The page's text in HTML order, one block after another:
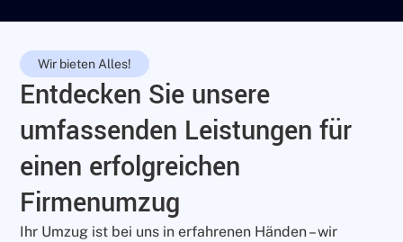
Wir bieten Alles!
Entdecken Sie unsere
umfassenden Leistungen für
einen erfolgreichen
Firmenumzug
Ihr Umzug ist bei uns in erfahrenen Händen – wir